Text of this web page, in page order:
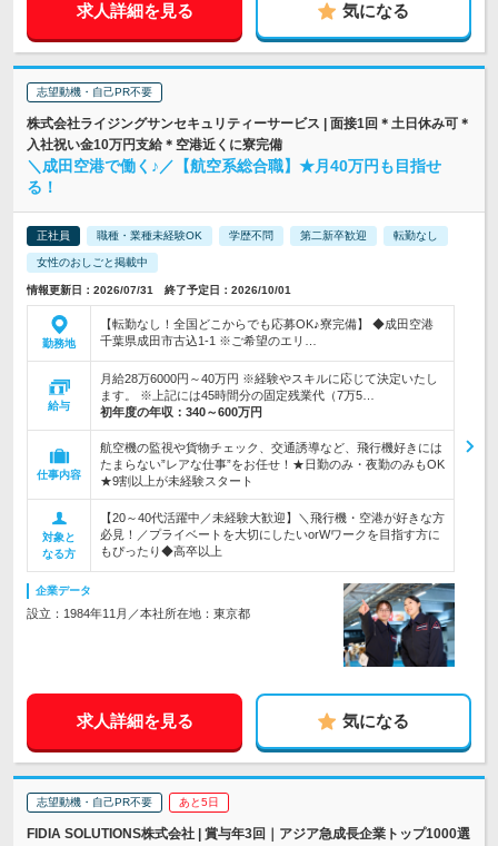
求人詳細を見る 気になる
志望動機・自己PR不要
株式会社ライジングサンセキュリティーサービス | 面接1回＊土日休み可＊
入社祝い金10万円支給＊空港近くに寮完備
＼成田空港で働く♪／【航空系総合職】★月40万円も目指せ
る！
正社員 職種・業種未経験OK 学歴不問 第二新卒歓迎 転勤なし
女性のおしごと掲載中
情報更新日：2026/07/31 終了予定日：2026/10/01
勤務地
【転勤なし！全国どこからでも応募OK♪寮完備】 ◆成田空港
千葉県成田市古込1-1 ※ご希望のエリ…
給与
月給28万6000円～40万円 ※経験やスキルに応じて決定いたし
ます。 ※上記には45時間分の固定残業代（7万5…
初年度の年収： 340～600万円
仕事内容
航空機の監視や貨物チェック、交通誘導など、飛行機好きには
たまらない”レアな仕事”をお任せ！★日勤のみ・夜勤のみもOK
★9割以上が未経験スタート
対象と
なる方
【20～40代活躍中／未経験大歓迎】＼飛行機・空港が好きな方
必見！／プライベートを大切にしたいorWワークを目指す方に
もぴったり◆高卒以上
企業データ
設立：1984年11月／本社所在地：東京都
求人詳細を見る 気になる
志望動機・自己PR不要 あと5日
FIDIA SOLUTIONS株式会社 | 賞与年3回｜アジア急成長企業トップ1000選